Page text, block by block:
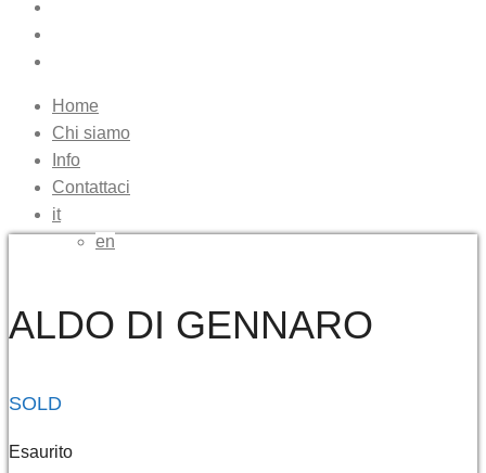
Home
Chi siamo
Info
Contattaci
it
en
ALDO DI GENNARO
SOLD
Esaurito